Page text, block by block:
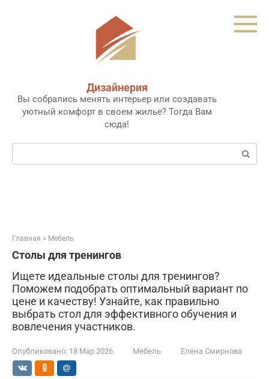
Дизайнерия
Вы собрались менять интерьер или создавать
уютный комфорт в своем жилье? Тогда Вам
сюда!
Поиск:
Главная » Мебель
Столы для тренингов
Ищете идеальные столы для тренингов?
Поможем подобрать оптимальный вариант по
цене и качеству! Узнайте, как правильно
выбрать стол для эффективного обучения и
вовлечения участников.
Опубликовано: 18 Мар 2026 Мебель Елена Смирнова